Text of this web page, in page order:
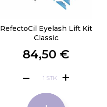
RefectoCil Eyelash Lift Kit
Classic
84,50 €
STK